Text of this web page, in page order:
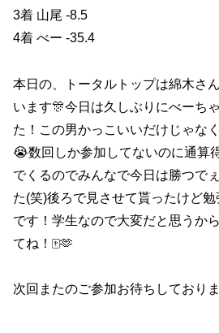
3着 山尾 -8.5
4着 べー -35.4
本日の、トータルトップは綿木さ
います🎊今日は久しぶりにべーち
た！この男かっこいいだけじゃな
😭数回しか参加してないのに通算
でくるのでみんなで今日は勝つで
た(笑)後ろで見させて貰ったけど
です！学生なので大変だと思うか
てね！🀄️🫶
次回またのご参加お待ちしておりま